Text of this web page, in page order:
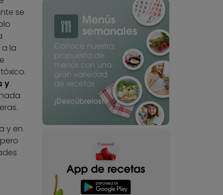
se
la
y
y en